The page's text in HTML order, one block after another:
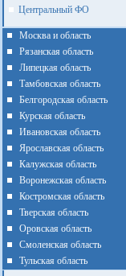
Центральный ФО
Москва и область
Рязанская область
Липецкая область
Тамбовская область
Белгородская область
Курская область
Ивановская область
Ярославская область
Калужская область
Воронежская область
Костромская область
Тверская область
Оровская область
Смоленская область
Тульская область